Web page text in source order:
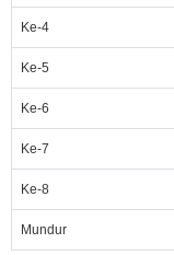
Ke-4
Ke-5
Ke-6
Ke-7
Ke-8
Mundur